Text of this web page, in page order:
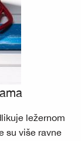
ležernom
su više ravne